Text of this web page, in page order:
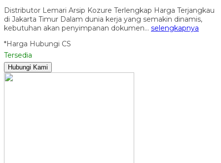
Distributor Lemari Arsip Kozure Terlengkap Harga Terjangkau
di Jakarta Timur Dalam dunia kerja yang semakin dinamis,
kebutuhan akan penyimpanan dokumen… selengkapnya
*Harga Hubungi CS
Tersedia
Hubungi Kami